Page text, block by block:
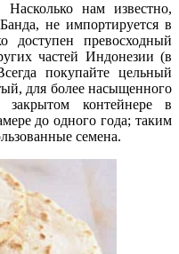
нам известно,
не импортируется в
превосходный
частей Индонезии (в
покупайте цельный
для более насыщенного
контейнере в
до одного года; таким
семена.